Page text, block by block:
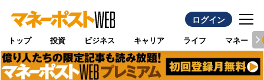
ログイン
トップ 投資 ビジネス キャリア ライフ マネー